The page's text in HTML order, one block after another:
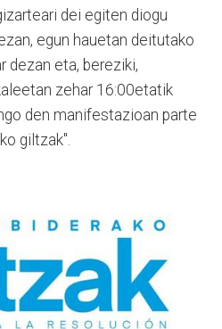
dei egiten diogu
egun hauetan deitutako
dezan eta, bereziki,
zehar 16:00etatik
den manifestazioan parte
giltzak".